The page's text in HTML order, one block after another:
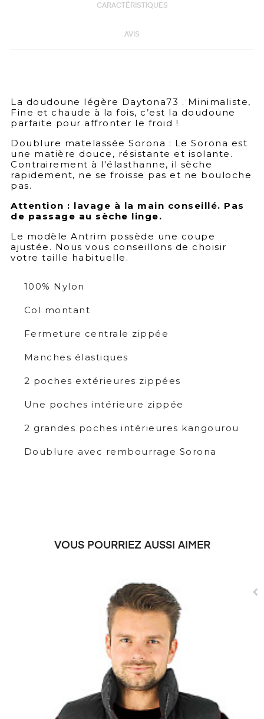
CARACTÉRISTIQUES
AVIS
La doudoune légère Daytona73 . Minimaliste,
Fine et chaude à la fois, c’est la doudoune
parfaite pour affronter le froid !
Doublure matelassée Sorona : Le Sorona est
une matière douce, résistante et isolante.
Contrairement à l'élasthanne, il sèche
rapidement, ne se froisse pas et ne bouloche
pas.
Attention : lavage à la main conseillé. Pas
de passage au sèche linge.
Le modèle Antrim possède une coupe
ajustée. Nous vous conseillons de choisir
votre taille habituelle.
100% Nylon
Col montant
Fermeture centrale zippée
Manches élastiques
2 poches extérieures zippées
Une poches intérieure zippée
2 grandes poches intérieures kangourou
Doublure avec rembourrage Sorona
VOUS POURRIEZ AUSSI AIMER